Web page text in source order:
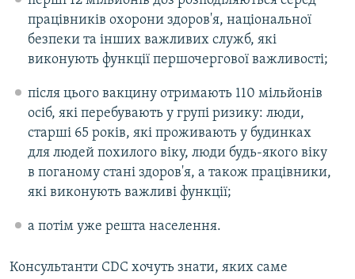
працівників охорони здоров'я, національної
безпеки та інших важливих служб, які
виконують функції першочергової важливості;
після цього вакцину отримають 110 мільйонів
осіб, які перебувають у групі ризику: люди,
старші 65 років, які проживають у будинках
для людей похилого віку, люди будь-якого віку
в поганому стані здоров'я, а також працівники,
які виконують важливі функції;
а потім уже решта населення.
Консультанти CDC хочуть знати, яких саме